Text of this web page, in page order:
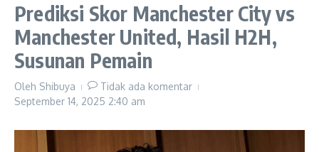
Prediksi Skor Manchester City vs
Manchester United, Hasil H2H,
Susunan Pemain
Oleh Shibuya
Tidak ada komentar
September 14, 2025 2:40 am